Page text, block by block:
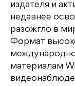
издателя и
недавнее
разожгло в
Формат
материалам